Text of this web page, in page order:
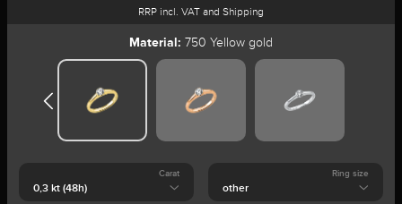
RRP incl. VAT and Shipping
Material: 750 Yellow gold
Carat Ring size